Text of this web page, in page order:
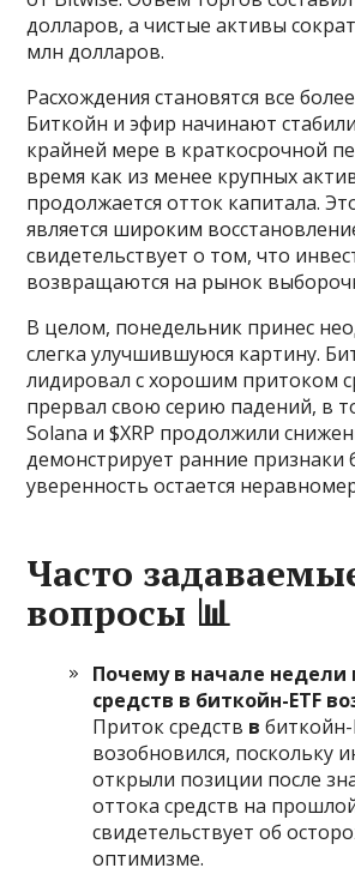
долларов, а чистые активы
млн долларов.
Расхождения становятся все
Биткойн и эфир начинают
крайней мере в краткосрочной
время как из менее крупных
продолжается отток капитала.
является широким
свидетельствует о том, что
возвращаются на рынок
В целом, понедельник принес
слегка улучшившуюся картину.
лидировал с хорошим притоком
прервал свою серию падений, в
Solana и $XRP продолжили
демонстрирует ранние признаки
уверенность остается
Часто
вопросы 📊
Почему в начале недели
средств в биткойн-ETF
Приток средств в биткойн-
возобновился, поскольку
открыли позиции после
оттока средств на
свидетельствует об
оптимизме.